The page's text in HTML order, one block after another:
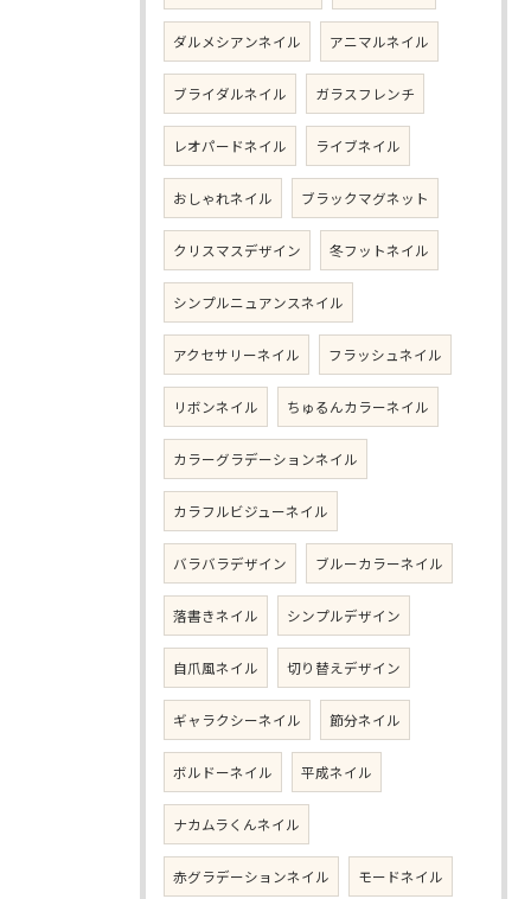
ダルメシアンネイル アニマルネイル
ブライダルネイル ガラスフレンチ
レオパードネイル ライブネイル
おしゃれネイル ブラックマグネット
クリスマスデザイン 冬フットネイル
シンプルニュアンスネイル
アクセサリーネイル フラッシュネイル
リボンネイル ちゅるんカラーネイル
カラーグラデーションネイル
カラフルビジューネイル
バラバラデザイン ブルーカラーネイル
落書きネイル シンプルデザイン
自爪風ネイル 切り替えデザイン
ギャラクシーネイル 節分ネイル
ボルドーネイル 平成ネイル
ナカムラくんネイル
赤グラデーションネイル モードネイル